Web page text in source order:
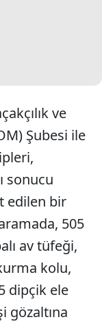
ve
Şubesi ile
sonucu
edilen bir
505
av tüfeği,
kolu,
dipçik ele
gözaltına